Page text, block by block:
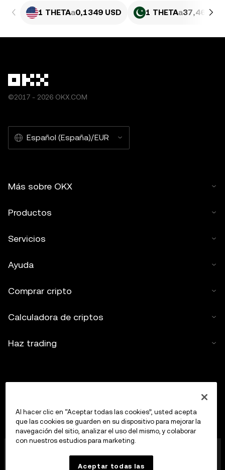
1 THETAa0,1349 USD 1 THETAa37,46 PKR
©2017 - 2026 OKX.COM
Español (España)/EUR
Más sobre OKX
Productos
Servicios
Ayuda
Comprar cripto
Calculadora de criptos
Haz trading
comercial de OKX, es ahora una plataforma de trading
de criptoactivos autorizada como proveedor de
Al hacer clic en “Aceptar todas las cookies”, usted acepta
que las cookies se guarden en su dispositivo para mejorar la
navegación del sitio, analizar el uso del mismo, y colaborar
con nuestros estudios para marketing.
Aceptar todas las